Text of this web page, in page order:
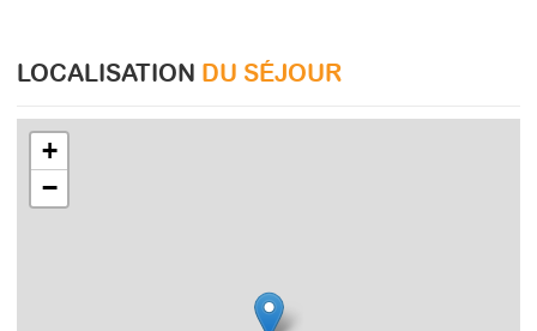
LOCALISATION DU SÉJOUR
+
−